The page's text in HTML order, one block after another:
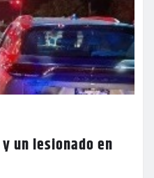
un lesionado en